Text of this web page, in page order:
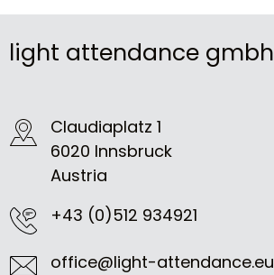
light attendance gmbh
Claudiaplatz 1
6020 Innsbruck
Austria
+43 (0)512 934921
office@light-attendance.eu